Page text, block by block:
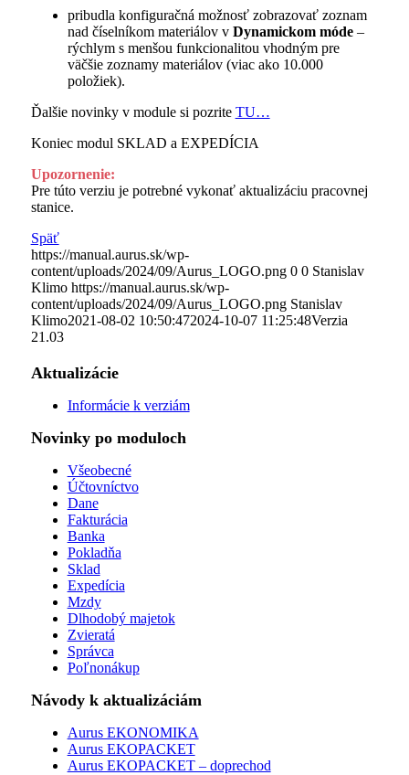
pribudla konfiguračná možnosť zobrazovať zoznam
nad číselníkom materiálov v Dynamickom móde–
rýchlym s menšou funkcionalitou vhodným pre
väčšie zoznamy materiálov (viac ako 10.000
položiek).
Ďalšie novinky v module si pozrite TU…
Koniec modul SKLAD a EXPEDÍCIA
Upozornenie:
Pre túto verziu je potrebné vykonať aktualizáciu pracovnej
stanice.
Späť
https://manual.aurus.sk/wp-
content/uploads/2024/09/Aurus_LOGO.png 0 0 Stanislav
Klimo https://manual.aurus.sk/wp-
content/uploads/2024/09/Aurus_LOGO.png Stanislav
Klimo2021-08-02 10:50:472024-10-07 11:25:48Verzia
21.03
Aktualizácie
Informácie k verziám
Novinky po moduloch
Všeobecné
Účtovníctvo
Dane
Fakturácia
Banka
Pokladňa
Sklad
Expedícia
Mzdy
Dlhodobý majetok
Zvieratá
Správca
Poľnonákup
Návody k aktualizáciám
Aurus EKONOMIKA
Aurus EKOPACKET
Aurus EKOPACKET – doprechod